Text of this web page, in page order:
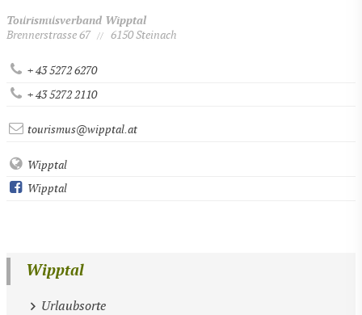
Tourismusverband Wipptal
Brennerstrasse 67 // 6150 Steinach
+ 43 5272 6270
+ 43 5272 2110
tourismus@wipptal.at
Wipptal
Wipptal
Wipptal
Urlaubsorte